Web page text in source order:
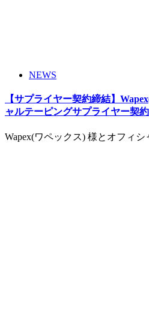
NEWS
【サプライヤー契約締結】
ャルテーピングサプライヤー契
Wapex(ワペックス) 様とオフィシ